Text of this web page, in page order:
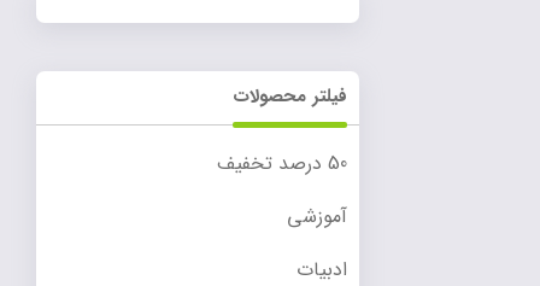
فیلتر محصولات
50 درصد تخفیف
آموزشی
ادبیات